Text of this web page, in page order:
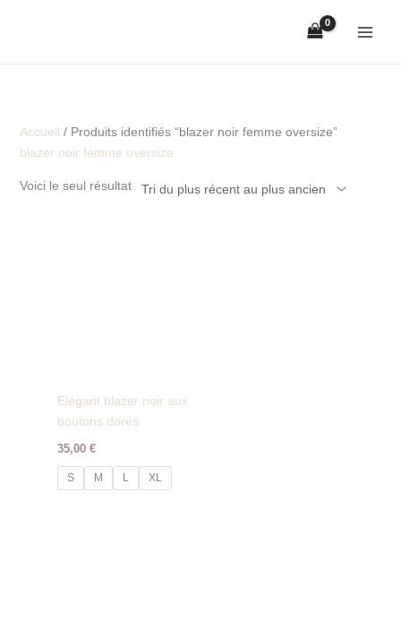
Accueil / Produits identifiés “blazer noir femme oversize”
blazer noir femme oversize
Voici le seul résultat
Elégant blazer noir aux
boutons dorés
35,00 €
S M L XL